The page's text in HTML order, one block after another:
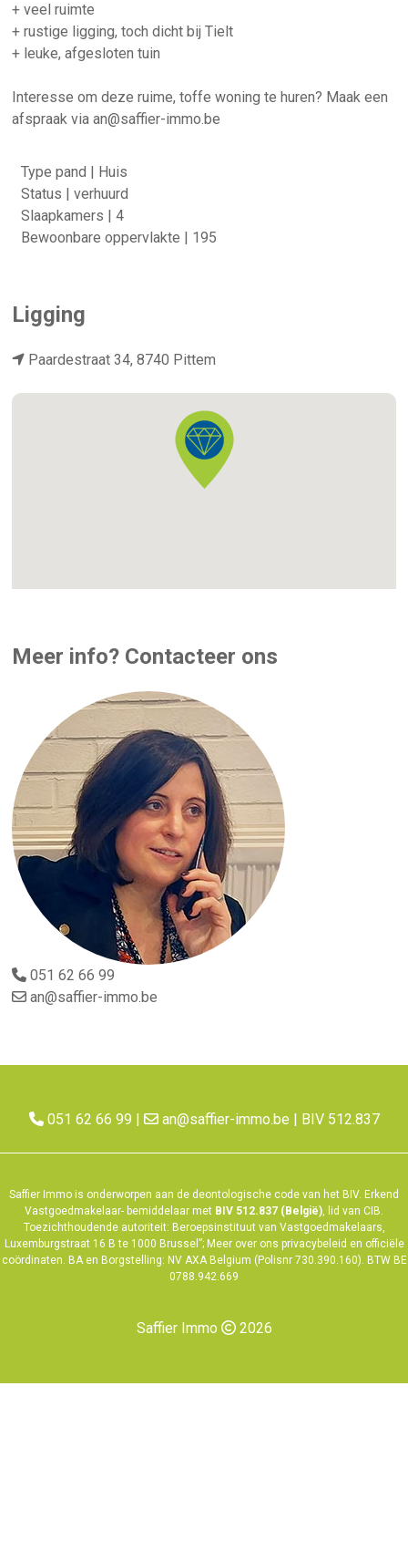
+ veel ruimte
+ rustige ligging, toch dicht bij Tielt
+ leuke, afgesloten tuin
Interesse om deze ruime, toffe woning te huren? Maak een
afspraak via an@saffier-immo.be
Type pand | Huis
Status | verhuurd
Slaapkamers | 4
Bewoonbare oppervlakte | 195
Ligging
Paardestraat 34, 8740 Pittem
Meer info? Contacteer ons
051 62 66 99
an@saffier-immo.be
051 62 66 99 | an@saffier-immo.be | BIV 512.837
Saffier Immo is onderworpen aan de deontologische code van het BIV. Erkend
Vastgoedmakelaar- bemiddelaar met BIV 512.837 (België) , lid van CIB.
Toezichthoudende autoriteit: Beroepsinstituut van Vastgoedmakelaars,
Luxemburgstraat 16 B te 1000 Brussel”; Meer over ons privacybeleid en officiële
coördinaten . BA en Borgstelling: NV AXA Belgium (Polisnr 730.390.160). BTW BE
0788.942.669
Saffier Immo 2026